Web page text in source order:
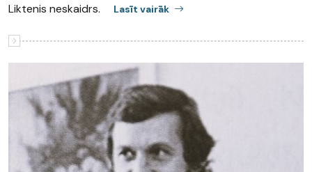
Liktenis neskaidrs.
Lasīt vairāk